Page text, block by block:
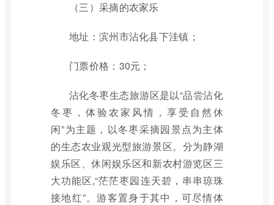
（三）采摘的农家乐
地址：滨州市沾化县下洼镇；
门票价格：30元；
沾化冬枣生态旅游区是以“品尝沾化
冬枣，体验农家风情，享受自然休
闲”为主题，以冬枣采摘园景点为主体
的生态农业观光型旅游景区。分为静湖
娱乐区、休闲娱乐区和新农村游览区三
大功能区,“茫茫枣园连天碧，串串琼珠
接地红”。游客置身于其中，可尽情体